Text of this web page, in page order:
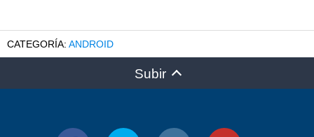
ANDROID
Subir